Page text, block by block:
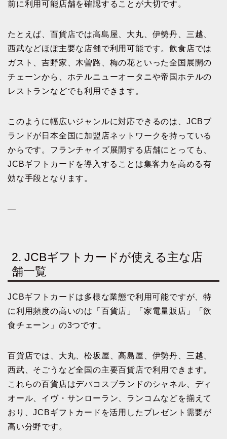
前に利用可能店舗を確認することが大切です。
たとえば、百貨店では高島屋、大丸、伊勢丹、三越、
西武などほぼ主要な店舗で利用可能です。飲食店では
ガスト、吉野家、木曽路、梅の花といった全国展開の
チェーンから、ホテルニューオータニや帝国ホテルの
レストランなどでも利用できます。
このように幅広いジャンルに対応できるのは、JCBブ
ランドが日本全国に加盟店ネットワークを持っている
からです。フランチャイズ展開する店舗にとっても、
JCBギフトカードを導入することは集客力を高める有
効な手段となります。
—
2. JCBギフトカードが使える主な店
舗一覧
JCBギフトカードは多様な業態で利用可能ですが、特
に利用頻度の高いのは「百貨店」「家電量販店」「飲
食チェーン」の3つです。
百貨店では、大丸、松坂屋、高島屋、伊勢丹、三越、
西武、そごうなど全国の主要百貨店で利用できます。
これらの百貨店はデパコスブランドのシャネル、ディ
オール、イヴ・サンローラン、ランコムなどを揃えて
おり、JCBギフトカードを活用したプレゼント需要が
高い分野です。